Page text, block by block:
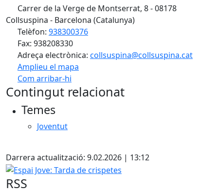
Carrer de la Verge de Montserrat, 8 - 08178
Collsuspina - Barcelona (Catalunya)
Telèfon: 938300376
Fax: 938208330
Adreça electrònica: collsuspina@collsuspina.cat
Amplieu el mapa
Com arribar-hi
+
Contingut relacionat
Temes
Joventut
Darrera actualització: 9.02.2026 | 13:12
Espai Jove: Tarda de crispetes
RSS